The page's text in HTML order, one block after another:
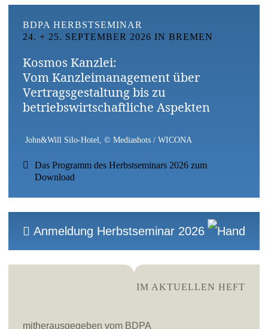
BDPA HERBSTSEMINAR
24. + 25. SEPTEMBER 2026 IN BREMEN
Kosmos Kanzlei:
Vom Kanzleimanagement über
Vertragsgestaltung bis zu
betriebswirtschaftliche Aspekten
John&Will Silo-Hotel, © Mediashots / WICONA
Das Programm des Herbstseminars 2026 zum
Download
Anmeldung Herbstseminar 2026
IM AKTUELLEN HEFT
mitherausgegeben vom BDPA